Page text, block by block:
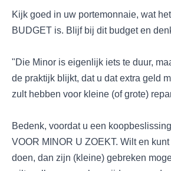
Kijk goed in uw portemonnaie, wat
BUDGET is. Blijf bij dit budget en
"Die Minor is eigenlijk iets te duur,
de praktijk blijkt, dat u dat extra geld
zult hebben voor kleine (of grote)
Bedenk, voordat u een
VOOR MINOR U ZOEKT. Wilt en
doen, dan zijn (kleine) gebreken